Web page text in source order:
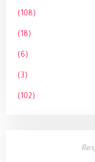
(108)
(18)
(6)
(3)
(102)